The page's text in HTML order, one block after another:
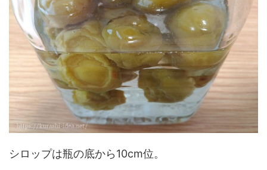
シロップは瓶の底から10cm位。